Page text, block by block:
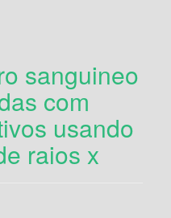
sanguineo
com
usando
raios x